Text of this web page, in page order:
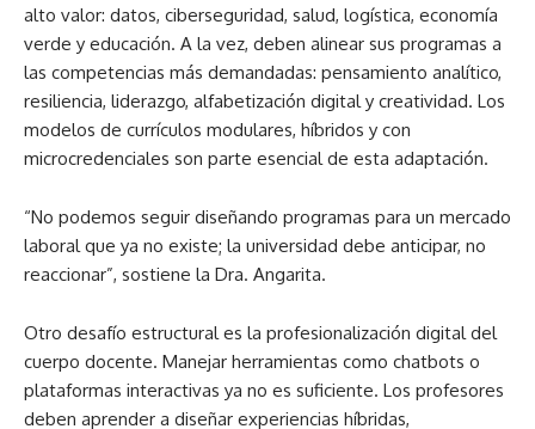
alto valor: datos, ciberseguridad, salud, logística, economía
verde y educación. A la vez, deben alinear sus programas a
las competencias más demandadas: pensamiento analítico,
resiliencia, liderazgo, alfabetización digital y creatividad. Los
modelos de currículos modulares, híbridos y con
microcredenciales son parte esencial de esta adaptación.
“No podemos seguir diseñando programas para un mercado
laboral que ya no existe; la universidad debe anticipar, no
reaccionar”, sostiene la Dra. Angarita.
Otro desafío estructural es la profesionalización digital del
cuerpo docente. Manejar herramientas como chatbots o
plataformas interactivas ya no es suficiente. Los profesores
deben aprender a diseñar experiencias híbridas,